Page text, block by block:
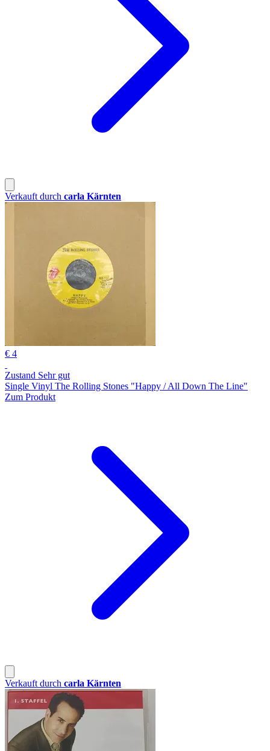
Verkauft durch carla Kärnten
€ 4
Zustand Sehr gut
Single Vinyl The Rolling Stones "Happy / All Down The Line"
Zum Produkt
Verkauft durch carla Kärnten